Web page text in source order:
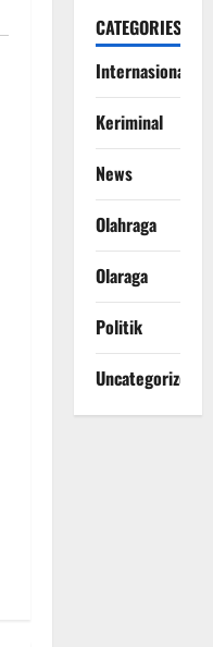
CATEGORIES
Internasional
Keriminal
News
Olahraga
Olaraga
Politik
Uncategorized